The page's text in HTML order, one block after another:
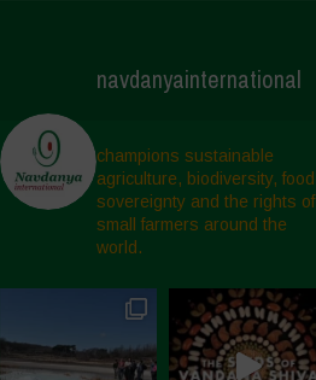
navdanyainternational
champions sustainable
agriculture, biodiversity, food
sovereignty and the rights of
small farmers around the
world.